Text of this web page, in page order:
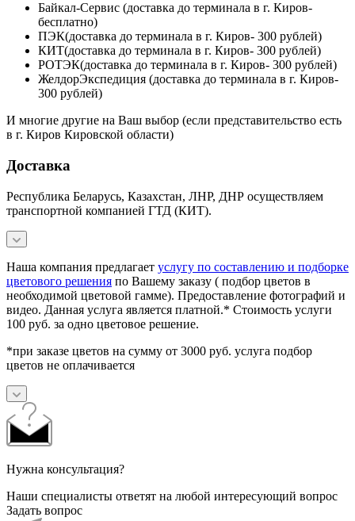
Байкал-Сервис (доставка до терминала в г. Киров-
бесплатно)
ПЭК(доставка до терминала в г. Киров- 300 рублей)
КИТ(доставка до терминала в г. Киров- 300 рублей)
РОТЭК(доставка до терминала в г. Киров- 300 рублей)
ЖелдорЭкспедиция (доставка до терминала в г. Киров-
300 рублей)
И многие другие на Ваш выбор (если представительство есть
в г. Киров Кировской области)
Доставка
Республика Беларусь, Казахстан, ЛНР, ДНР осуществляем
транспортной компанией ГТД (КИТ).
Наша компания предлагает услугу по составлению и подборке
цветового решения по Вашему заказу ( подбор цветов в
необходимой цветовой гамме). Предоставление фотографий и
видео. Данная услуга является платной.* Стоимость услуги
100 руб. за одно цветовое решение.
*при заказе цветов на сумму от 3000 руб. услуга подбор
цветов не оплачивается
Нужна консультация?
Наши специалисты ответят на любой интересующий вопрос
Задать вопрос